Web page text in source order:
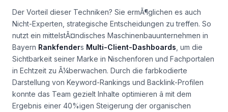
Der Vorteil dieser Techniken? Sie ermÃ¶glichen es auch
Nicht-Experten, strategische Entscheidungen zu treffen. So
nutzt ein mittelstÃ¤ndisches Maschinenbauunternehmen in
Bayern Rankfenders Multi-Client-Dashboards , um die
Sichtbarkeit seiner Marke in Nischenforen und Fachportalen
in Echtzeit zu Ã¼berwachen. Durch die farbkodierte
Darstellung von Keyword-Rankings und Backlink-Profilen
konnte das Team gezielt Inhalte optimieren â mit dem
Ergebnis einer 40%igen Steigerung der organischen